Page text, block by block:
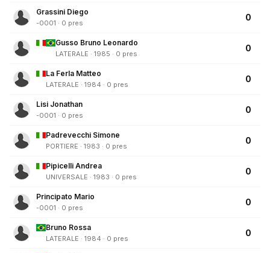
Grassini Diego
-0001 · 0 pres
0
Gusso Bruno Leonardo
LATERALE · 1985 · 0 pres
0
La Ferla Matteo
LATERALE · 1984 · 0 pres
0
Lisi Jonathan
-0001 · 0 pres
0
Padrevecchi Simone
PORTIERE · 1983 · 0 pres
0
Pipicelli Andrea
UNIVERSALE · 1983 · 0 pres
0
Principato Mario
-0001 · 0 pres
0
Bruno Rossa
LATERALE · 1984 · 0 pres
0